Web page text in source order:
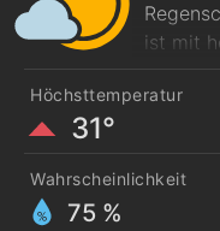
ist mit
Höchsttemperatur
31°
Wahrscheinlichkeit
75 %